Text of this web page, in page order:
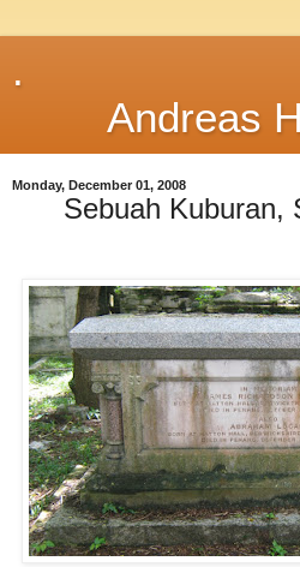
.
Andreas
Monday, December 01, 2008
Sebuah Kuburan,